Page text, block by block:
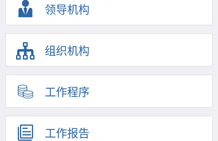
领导机构
组织机构
工作程序
工作报告